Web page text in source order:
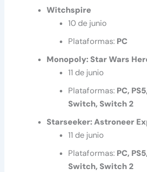
Witchspire
10 de junio
Plataformas: PC
Monopoly: Star Wars
11 de junio
Plataformas: PC,
Switch, Switch 2
Starseeker: Astroneer
11 de junio
Plataformas: PC,
Switch, Switch 2